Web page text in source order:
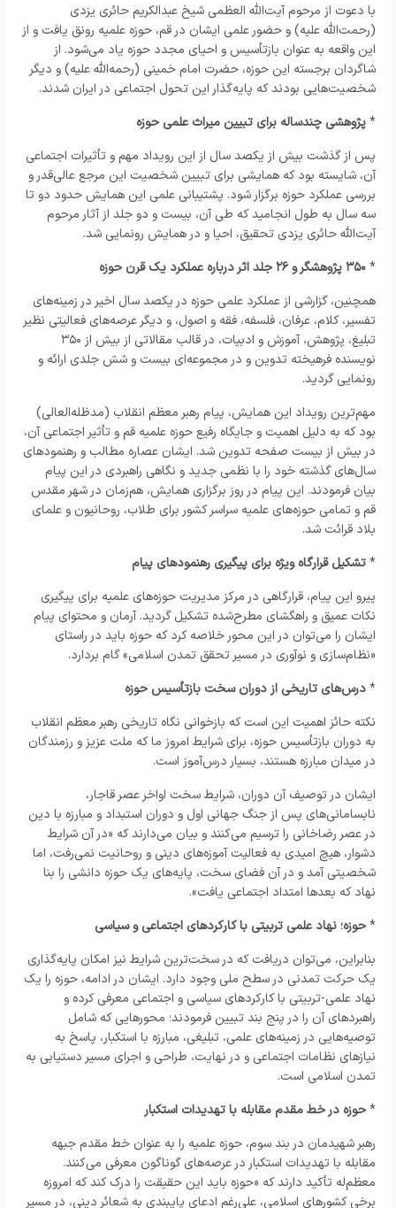
با دعوت از مرحوم آیت‌الله العظمی شیخ عبدالکریم حائری یزدی
(رحمت‌الله علیه) و حضور علمی ایشان در قم، حوزه علمیه رونق یافت و از
این واقعه به عنوان بازتأسیس و احیای مجدد حوزه یاد می‌شود. از
شاگردان برجسته این حوزه، حضرت امام خمینی (رحمه‌الله علیه) و دیگر
شخصیت‌هایی بودند که پایه‌گذار این تحول اجتماعی در ایران شدند.
*پژوهشی چندساله برای تبیین میراث علمی حوزه
پس از گذشت بیش از یکصد سال از این رویداد مهم و تأثیرات اجتماعی
آن، شایسته بود که همایشی برای تبیین شخصیت این مرجع عالی‌قدر و
بررسی عملکرد حوزه برگزار شود. پشتیبانی علمی این همایش حدود دو تا
سه سال به طول انجامید که طی آن، بیست و دو جلد از آثار مرحوم
آیت‌الله حائری یزدی تحقیق، احیا و در همایش رونمایی شد.
*۳۵۰ پژوهشگر و ۲۶ جلد اثر درباره عملکرد یک قرن حوزه
همچنین، گزارشی از عملکرد علمی حوزه در یکصد سال اخیر در زمینه‌های
تفسیر، کلام، عرفان، فلسفه، فقه و اصول، و دیگر عرصه‌های فعالیتی نظیر
تبلیغ، پژوهش، آموزش و ادبیات، در قالب مقالاتی از بیش از ۳۵۰
نویسنده فرهیخته تدوین و در مجموعه‌ای بیست و شش جلدی ارائه و
رونمایی گردید.
مهم‌ترین رویداد این همایش، پیام رهبر معظم انقلاب (مدظله‌العالی)
بود که به دلیل اهمیت و جایگاه رفیع حوزه علمیه قم و تأثیر اجتماعی آن،
در بیش از بیست صفحه تدوین شد. ایشان عصاره مطالب و رهنمودهای
سال‌های گذشته خود را با نظمی جدید و نگاهی راهبردی در این پیام
بیان فرمودند. این پیام در روز برگزاری همایش، هم‌زمان در شهر مقدس
قم و تمامی حوزه‌های علمیه سراسر کشور برای طلاب، روحانیون و علمای
بلاد قرائت شد.
*تشکیل قرارگاه ویژه برای پیگیری رهنمودهای پیام
پیرو این پیام، قرارگاهی در مرکز مدیریت حوزه‌های علمیه برای پیگیری
نکات عمیق و راهگشای مطرح‌شده تشکیل گردید. آرمان و محتوای پیام
ایشان را می‌توان در این محور خلاصه کرد که حوزه باید در راستای
«نظام‌سازی و نوآوری در مسیر تحقق تمدن اسلامی» گام بردارد.
*درس‌های تاریخی از دوران سخت بازتأسیس حوزه
نکته حائز اهمیت این است که بازخوانی نگاه تاریخی رهبر معظم انقلاب
به دوران بازتأسیس حوزه، برای شرایط امروز ما که ملت عزیز و رزمندگان
در میدان مبارزه هستند، بسیار درس‌آموز است.
ایشان در توصیف آن دوران، شرایط سخت اواخر عصر قاجار،
نابسامانی‌های پس از جنگ جهانی اول و دوران استبداد و مبارزه با دین
در عصر رضاخانی را ترسیم می‌کنند و بیان می‌دارند که «در آن شرایط
دشوار، هیچ امیدی به فعالیت آموزه‌های دینی و روحانیت نمی‌رفت، اما
شخصیتی آمد و در آن فضای سخت، پایه‌های یک حوزه دانشی را بنا
نهاد که بعدها امتداد اجتماعی یافت».
*حوزه؛ نهاد علمی تربیتی با کارکردهای اجتماعی و سیاسی
بنابراین، می‌توان دریافت که در سخت‌ترین شرایط نیز امکان پایه‌گذاری
یک حرکت تمدنی در سطح ملی وجود دارد. ایشان در ادامه، حوزه را یک
نهاد علمی-تربیتی با کارکردهای سیاسی و اجتماعی معرفی کرده و
راهبردهای آن را در پنج بند تبیین فرمودند؛ محورهایی که شامل
توصیه‌هایی در زمینه‌های علمی، تبلیغی، مبارزه با استکبار، پاسخ به
نیازهای نظامات اجتماعی و در نهایت، طراحی و اجرای مسیر دستیابی به
تمدن اسلامی است.
*حوزه در خط مقدم مقابله با تهدیدات استکبار
رهبر شهیدمان در بند سوم، حوزه علمیه را به عنوان خط مقدم جبهه
مقابله با تهدیدات استکبار در عرصه‌های گوناگون معرفی می‌کنند.
معظم‌له تأکید دارند که «حوزه باید این حقیقت را درک کند که امروزه
برخی کشورهای اسلامی، علی‌رغم ادعای پایبندی به شعائر دینی، در مسیر